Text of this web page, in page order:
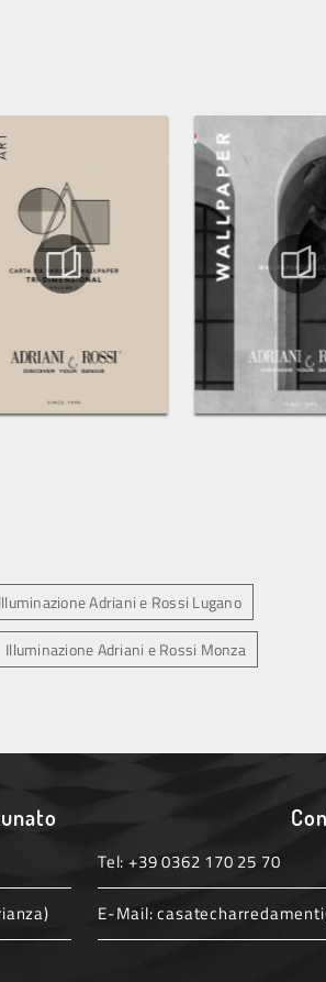
Illuminazione Adriani e Rossi Lugano
Illuminazione Adriani e Rossi Monza
Tel: +39 0362 170 25 70
E-Mail: